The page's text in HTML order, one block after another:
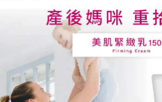
「AFTEE先享後付」，若未經同意申辦者引起
４．使用「AFTEE先享後付」時，將依據個別
時審查核予不同之上限額度；若仍有額度不足
請求用戶進行身份認證。
５．嚴禁一人註冊多個帳號或使用他人資訊註
恩沛科技股份有限公司將有權停止該用戶之使